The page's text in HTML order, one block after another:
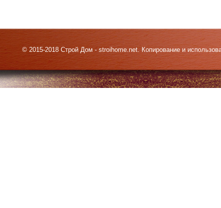
© 2015-2018 Строй Дом - stroihome.net. Копирование и